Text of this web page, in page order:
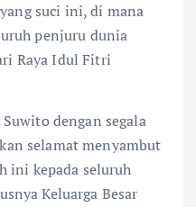
suci ini, di mana
penjuru dunia
Raya Idul Fitri
dengan segala
selamat menyambut
ini kepada seluruh
Keluarga Besar